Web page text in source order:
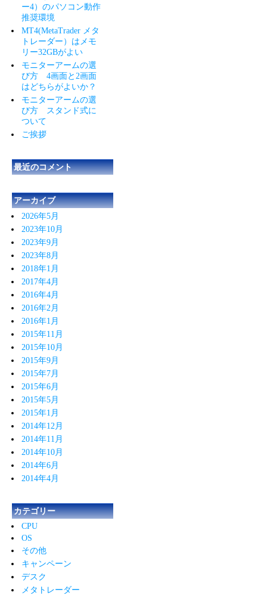
ー4）のパソコン動作
推奨環境
MT4(MetaTrader メタ
トレーダー）はメモ
リー32GBがよい
モニターアームの選
び方 4画面と2画面
はどちらがよいか？
モニターアームの選
び方 スタンド式に
ついて
ご挨拶
最近のコメント
アーカイブ
2026年5月
2023年10月
2023年9月
2023年8月
2018年1月
2017年4月
2016年4月
2016年2月
2016年1月
2015年11月
2015年10月
2015年9月
2015年7月
2015年6月
2015年5月
2015年1月
2014年12月
2014年11月
2014年10月
2014年6月
2014年4月
カテゴリー
CPU
OS
その他
キャンペーン
デスク
メタトレーダー